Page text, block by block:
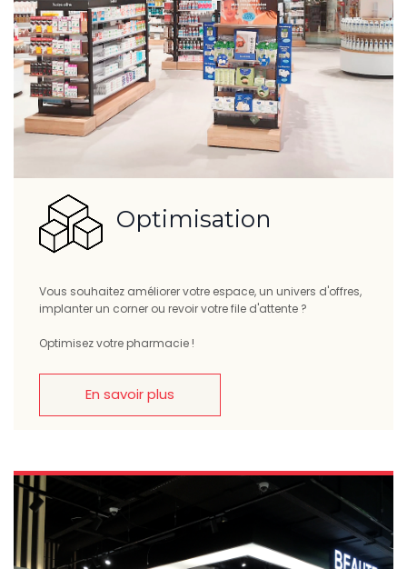
Optimisation
Vous souhaitez améliorer votre espace, un univers d'offres,
implanter un corner ou revoir votre file d'attente ?
Optimisez votre pharmacie !
En savoir plus